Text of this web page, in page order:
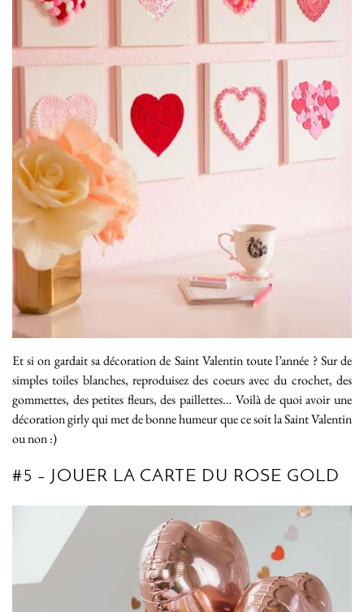
Et si on gardait sa décoration de Saint Valentin toute l’année ? Sur de
simples toiles blanches, reproduisez des coeurs avec du crochet, des
gommettes, des petites fleurs, des paillettes… Voilà de quoi avoir une
décoration girly qui met de bonne humeur que ce soit la Saint Valentin
ou non :)
#5 – JOUER LA CARTE DU ROSE GOLD